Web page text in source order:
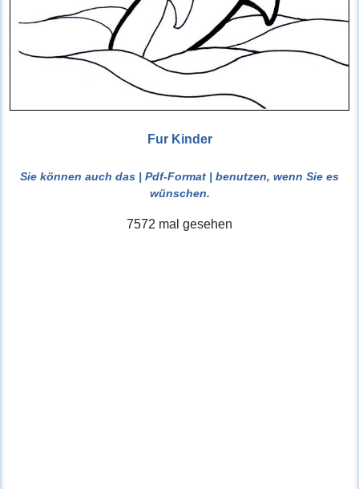
Fur Kinder
Sie können auch das | Pdf-Format | benutzen, wenn Sie es
wünschen.
7572 mal gesehen